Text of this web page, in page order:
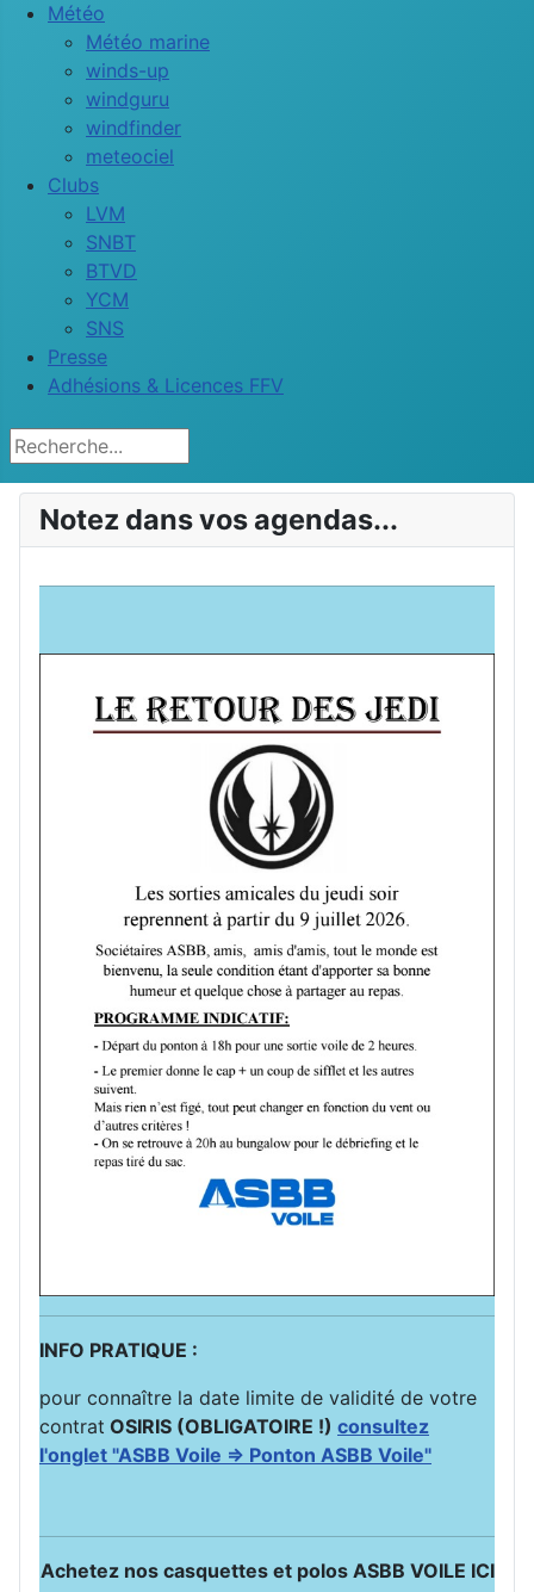
Météo
Météo marine
winds-up
windguru
windfinder
meteociel
Clubs
LVM
SNBT
BTVD
YCM
SNS
Presse
Adhésions & Licences FFV
Rechercher
Notez dans vos agendas...
INFO PRATIQUE :
pour connaître la date limite de validité de votre
contrat OSIRIS (OBLIGATOIRE !) consultez
l'onglet "ASBB Voile => Ponton ASBB Voile"
Achetez nos casquettes et polos ASBB VOILE ICI